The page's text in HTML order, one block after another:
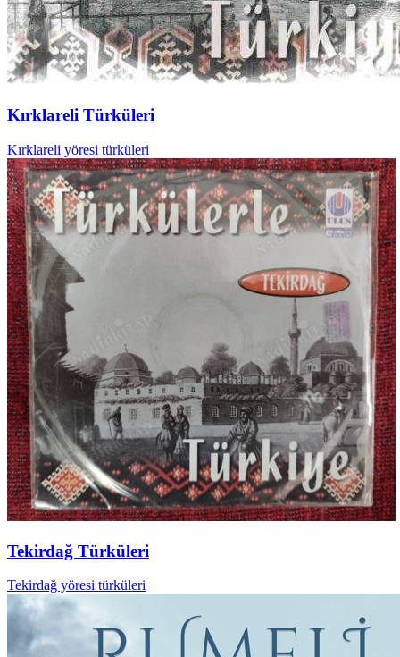
Kırklareli Türküleri
Kırklareli yöresi türküleri
Tekirdağ Türküleri
Tekirdağ yöresi türküleri